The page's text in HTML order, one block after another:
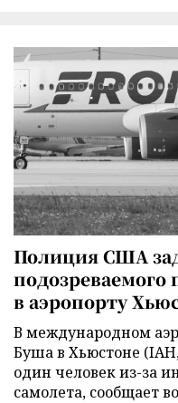
Полиция США
подозреваемого
в аэропорту
В международном
Буша в Хьюстоне
один человек из-за
самолета, сообщает